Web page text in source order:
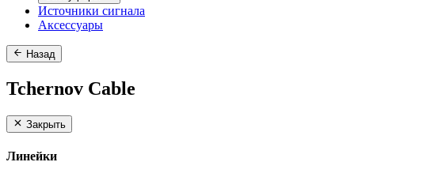
Источники сигнала
Аксессуары
Назад
Tchernov Cable
Закрыть
Линейки